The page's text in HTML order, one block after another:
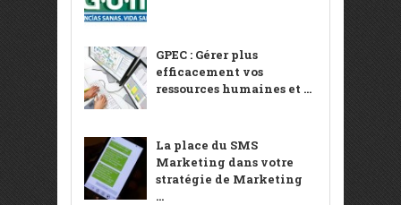
GPEC : Gérer plus
efficacement vos
ressources humaines et ...
La place du SMS
Marketing dans votre
stratégie de Marketing
...